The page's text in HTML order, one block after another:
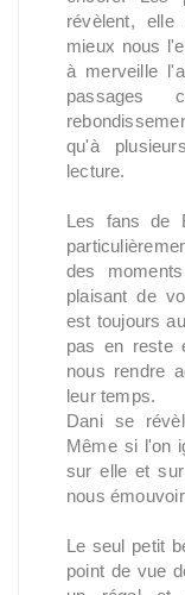
révèlent,
mieux nous
à merveille
passages
qu'à
lecture.
Les fans de
des
plaisant de
est toujours
pas en reste
nous rendre
leur temps.
Dani se
Même si l'on
sur elle et
nous
Le seul petit
point de vue